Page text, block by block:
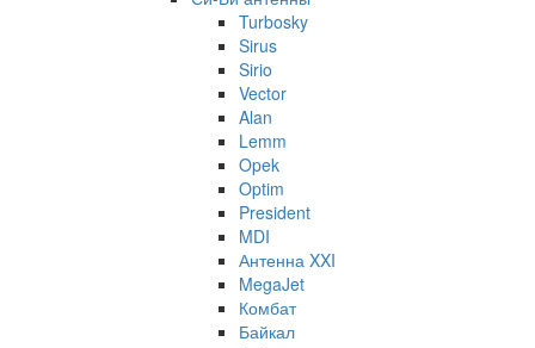
Turbosky
Sirus
Sirio
Vector
Alan
Lemm
Opek
Optim
President
MDI
Антенна XXI
MegaJet
Комбат
Байкал